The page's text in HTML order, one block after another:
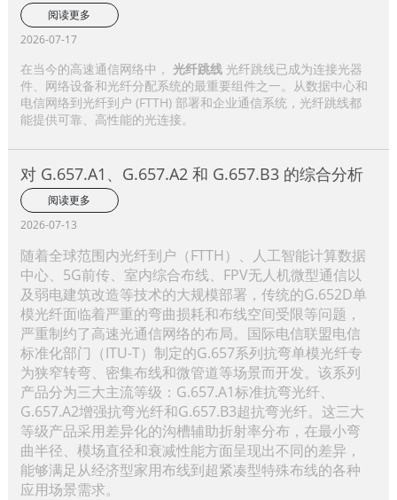
阅读更多
2026-07-17
在当今的高速通信网络中， 光纤跳线光纤跳线已成为连接光器
件、网络设备和光纤分配系统的最重要组件之一。从数据中心和
电信网络到光纤到户 (FTTH) 部署和企业通信系统，光纤跳线都
能提供可靠、高性能的光连接。
对 G.657.A1、G.657.A2 和 G.657.B3 的综合分析
阅读更多
2026-07-13
随着全球范围内光纤到户（FTTH）、人工智能计算数据
中心、5G前传、室内综合布线、FPV无人机微型通信以
及弱电建筑改造等技术的大规模部署，传统的G.652D单
模光纤面临着严重的弯曲损耗和布线空间受限等问题，
严重制约了高速光通信网络的布局。国际电信联盟电信
标准化部门（ITU-T）制定的G.657系列抗弯单模光纤专
为狭窄转弯、密集布线和微管道等场景而开发。该系列
产品分为三大主流等级：G.657.A1标准抗弯光纤、
G.657.A2增强抗弯光纤和G.657.B3超抗弯光纤。这三大
等级产品采用差异化的沟槽辅助折射率分布，在最小弯
曲半径、模场直径和衰减性能方面呈现出不同的差异，
能够满足从经济型家用布线到超紧凑型特殊布线的各种
应用场景需求。